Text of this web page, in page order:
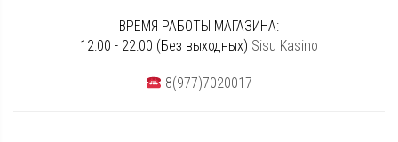
ВРЕМЯ РАБОТЫ МАГАЗИНА:
12:00 - 22:00 (Без выходных) Sisu Kasino
8(977)7020017